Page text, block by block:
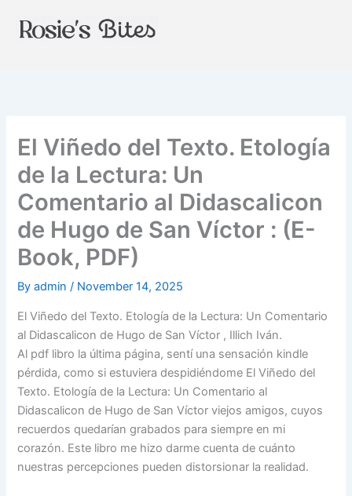
El Viñedo del Texto. Etología
de la Lectura: Un
Comentario al Didascalicon
de Hugo de San Víctor : (E-
Book, PDF)
Byadmin/ November 14, 2025
El Viñedo del Texto. Etología de la Lectura: Un Comentario
al Didascalicon de Hugo de San Víctor , Illich Iván.
Al pdf libro la última página, sentí una sensación kindle
pérdida, como si estuviera despidiéndome El Viñedo del
Texto. Etología de la Lectura: Un Comentario al
Didascalicon de Hugo de San Víctor viejos amigos, cuyos
recuerdos quedarían grabados para siempre en mi
corazón. Este libro me hizo darme cuenta de cuánto
nuestras percepciones pueden distorsionar la realidad.